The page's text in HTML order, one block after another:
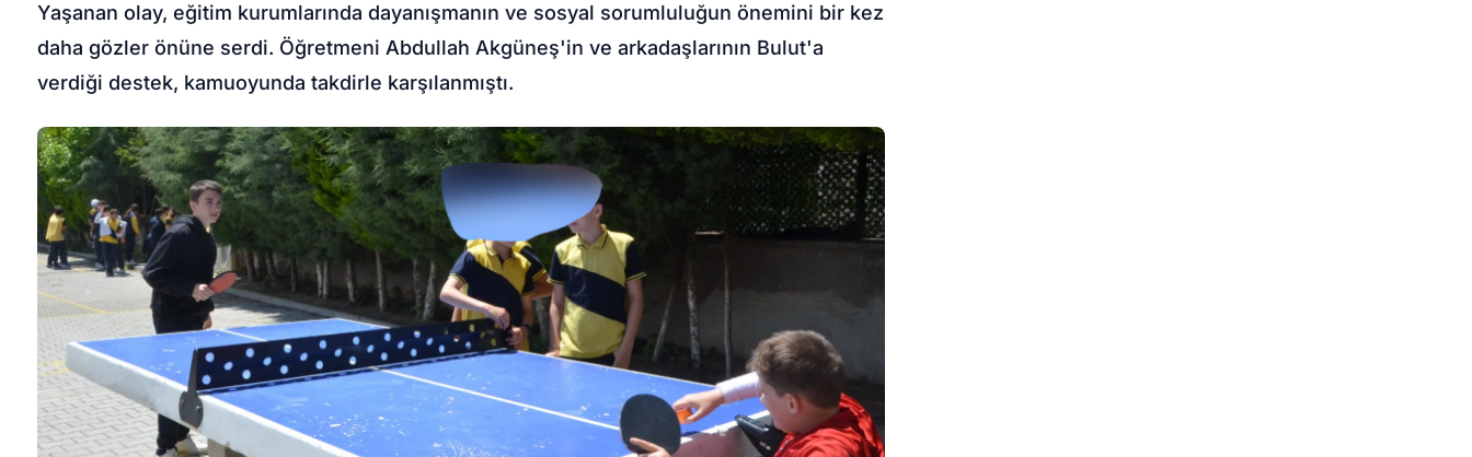
Yaşanan olay, eğitim kurumlarında dayanışmanın ve sosyal sorumluluğun önemini bir kez
daha gözler önüne serdi. Öğretmeni Abdullah Akgüneş'in ve arkadaşlarının Bulut'a
verdiği destek, kamuoyunda takdirle karşılanmıştı.